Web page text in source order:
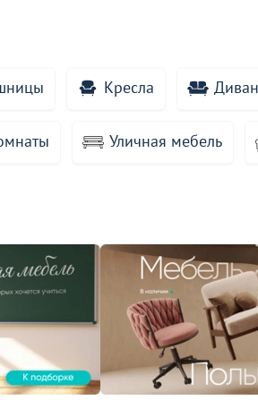
Кресла
Уличная мебель